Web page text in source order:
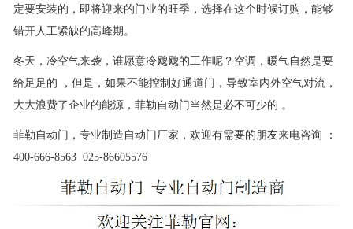
定要安装的，即将迎来的门业的旺季，选择在这个时候订购，能够
错开人工紧缺的高峰期。
冬天，冷空气来袭，谁愿意冷飕飕的工作呢？空调，暖气自然是要
给足足的 ，但是，如果不能控制好通道门，导致室内外空气对流，
大大浪费了企业的能源，菲勒自动门当然是必不可少的 。
菲勒自动门，专业制造自动门厂家，欢迎有需要的朋友来电咨询 ：
400-666-8563 025-86605576